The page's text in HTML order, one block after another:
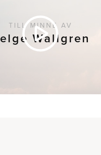
TILL MINNE AV
Wallgren